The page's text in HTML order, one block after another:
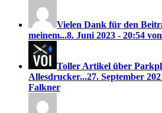
Vielen Dank für den
meinem...8. Juni 2023 - 20:54
Toller Artikel über
Allesdrucker...27. September
Falkner